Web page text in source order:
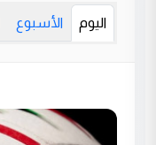
اليوم الأسبوع